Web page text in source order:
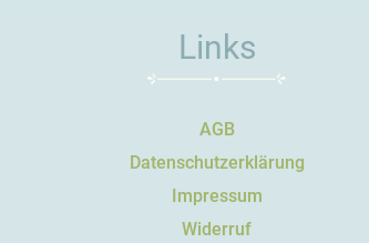
Links
AGB
Datenschutzerklärung
Impressum
Widerruf